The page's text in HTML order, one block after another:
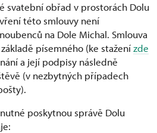
svatební obřad v prostorách Dolu
této smlouvy není
na Dole Michal. Smlouva
písemného (ke staženízde
a její podpisy následně
(v nezbytných případech
poskytnou správě Dolu